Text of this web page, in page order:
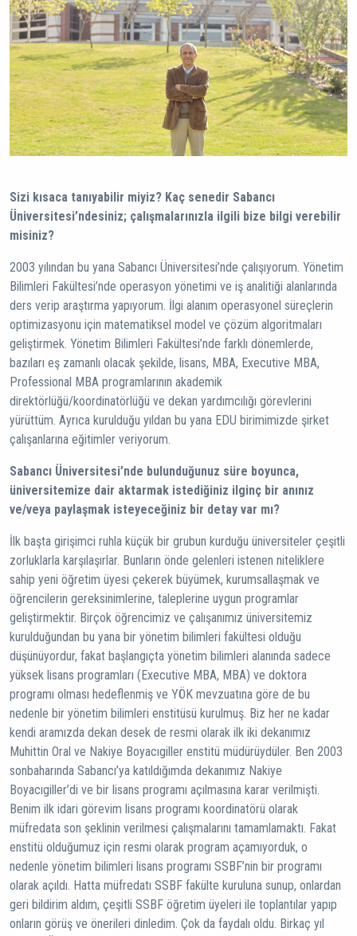
Sizi kısaca tanıyabilir miyiz? Kaç senedir Sabancı
Üniversitesi’ndesiniz; çalışmalarınızla ilgili bize bilgi verebilir
misiniz?
2003 yılından bu yana Sabancı Üniversitesi’nde çalışıyorum. Yönetim
Bilimleri Fakültesi’nde operasyon yönetimi ve iş analitiği alanlarında
ders verip araştırma yapıyorum. İlgi alanım operasyonel süreçlerin
optimizasyonu için matematiksel model ve çözüm algoritmaları
geliştirmek. Yönetim Bilimleri Fakültesi’nde farklı dönemlerde,
bazıları eş zamanlı olacak şekilde, lisans, MBA, Executive MBA,
Professional MBA programlarının akademik
direktörlüğü/koordinatörlüğü ve dekan yardımcılığı görevlerini
yürüttüm. Ayrıca kurulduğu yıldan bu yana EDU birimimizde şirket
çalışanlarına eğitimler veriyorum.
Sabancı Üniversitesi’nde bulunduğunuz süre boyunca,
üniversitemize dair aktarmak istediğiniz ilginç bir anınız
ve/veya paylaşmak isteyeceğiniz bir detay var mı?
İlk başta girişimci ruhla küçük bir grubun kurduğu üniversiteler çeşitli
zorluklarla karşılaşırlar. Bunların önde gelenleri istenen niteliklere
sahip yeni öğretim üyesi çekerek büyümek, kurumsallaşmak ve
öğrencilerin gereksinimlerine, taleplerine uygun programlar
geliştirmektir. Birçok öğrencimiz ve çalışanımız üniversitemiz
kurulduğundan bu yana bir yönetim bilimleri fakültesi olduğu
düşünüyordur, fakat başlangıçta yönetim bilimleri alanında sadece
yüksek lisans programları (Executive MBA, MBA) ve doktora
programı olması hedeflenmiş ve YÖK mevzuatına göre de bu
nedenle bir yönetim bilimleri enstitüsü kurulmuş. Biz her ne kadar
kendi aramızda dekan desek de resmi olarak ilk iki dekanımız
Muhittin Oral ve Nakiye Boyacıgiller enstitü müdürüydüler. Ben 2003
sonbaharında Sabancı’ya katıldığımda dekanımız Nakiye
Boyacıgiller’di ve bir lisans programı açılmasına karar verilmişti.
Benim ilk idari görevim lisans programı koordinatörü olarak
müfredata son şeklinin verilmesi çalışmalarını tamamlamaktı. Fakat
enstitü olduğumuz için resmi olarak program açamıyorduk, o
nedenle yönetim bilimleri lisans programı SSBF’nin bir programı
olarak açıldı. Hatta müfredatı SSBF fakülte kuruluna sunup, onlardan
geri bildirim aldım, çeşitli SSBF öğretim üyeleri ile toplantılar yapıp
onların görüş ve önerileri dinledim. Çok da faydalı oldu. Birkaç yıl